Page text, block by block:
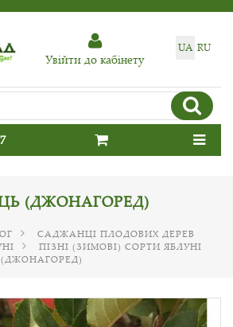
UA RU
Увiйти до кабiнету
(ДЖОНАГОРЕД)
САДЖАНЦІ ПЛОДОВИХ ДЕРЕВ
ПІЗНІ (ЗИМОВІ) СОРТИ ЯБЛУНІ